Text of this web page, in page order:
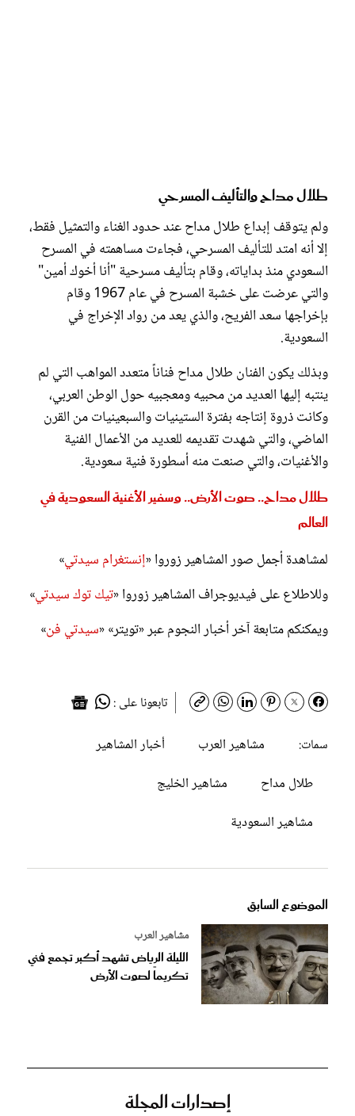
طلال مداح والتأليف المسرحي
ولم يتوقف إبداع طلال مداح عند حدود الغناء والتمثيل فقط،
إلا أنه امتد للتأليف المسرحي، فجاءت مساهمته في المسرح
السعودي منذ بداياته، وقام بتأليف مسرحية "أنا أخوك أمين"
والتي عرضت على خشبة المسرح في عام 1967 وقام
بإخراجها سعد الفريح، والذي يعد من رواد الإخراج في
السعودية.
وبذلك يكون الفنان طلال مداح فناناً متعدد المواهب التي لم
ينتبه إليها العديد من محبيه ومعجبيه حول الوطن العربي،
وكانت ذروة إنتاجه بفترة الستينيات والسبعينيات من القرن
الماضي، والتي شهدت تقديمه للعديد من الأعمال الفنية
والأغنيات، والتي صنعت منه أسطورة فنية سعودية.
طلال مداح.. صوت الأرض.. وسفير الأغنية السعودية في
العالم
لمشاهدة أجمل صور المشاهير زوروا «إنستغرام سيدتي»
وللاطلاع على فيديوجراف المشاهير زوروا «تيك توك سيدتي»
ويمكنكم متابعة آخر أخبار النجوم عبر «تويتر» «سيدتي فن»
تابعونا على :
سمات:
مشاهير العرب
أخبار المشاهير
طلال مداح
مشاهير الخليج
مشاهير السعودية
الموضوع السابق
مشاهير العرب
الليلة الرياض تشهد أكبر تجمع فني
تكريماً لصوت الأرض
إصدارات المجلة